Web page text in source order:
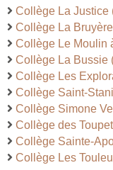
Collège La Justice
Collège La
Collège Le Moulin
Collège La Bussie
Collège Les
Collège Saint-
Collège Simone
Collège des
Collège Sainte-
Collège Les